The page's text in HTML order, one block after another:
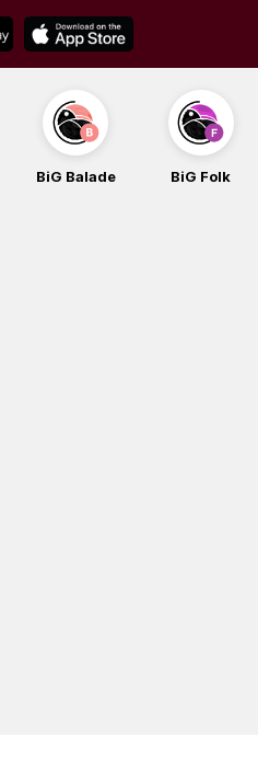
BiG Balade BiG Folk